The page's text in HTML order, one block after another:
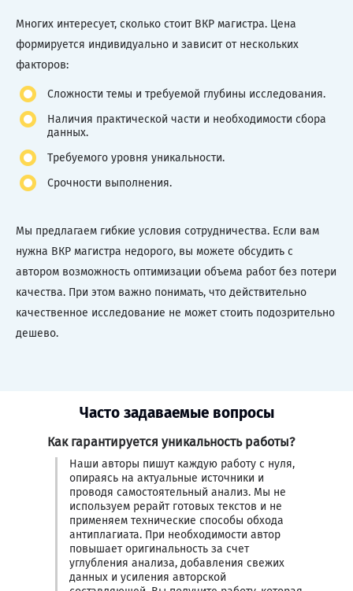
Многих интересует, сколько стоит ВКР магистра. Цена
формируется индивидуально и зависит от нескольких
факторов:
Сложности темы и требуемой глубины исследования.
Наличия практической части и необходимости сбора
данных.
Требуемого уровня уникальности.
Срочности выполнения.
Мы предлагаем гибкие условия сотрудничества. Если вам
нужна ВКР магистра недорого, вы можете обсудить с
автором возможность оптимизации объема работ без потери
качества. При этом важно понимать, что действительно
качественное исследование не может стоить подозрительно
дешево.
Часто задаваемые вопросы
Как гарантируется уникальность работы?
Наши авторы пишут каждую работу с нуля,
опираясь на актуальные источники и
проводя самостоятельный анализ. Мы не
используем рерайт готовых текстов и не
применяем технические способы обхода
антиплагиата. При необходимости автор
повышает оригинальность за счет
углубления анализа, добавления свежих
данных и усиления авторской